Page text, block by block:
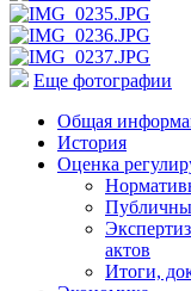
Еще фотографии
Общая
История
Оценка
актов
Итоги,